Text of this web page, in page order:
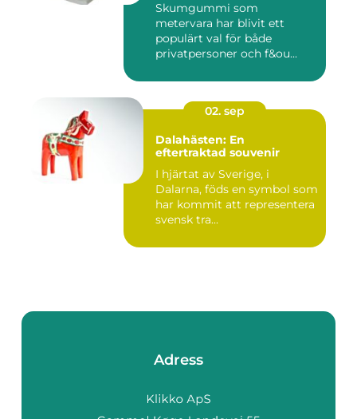
Skumgummi som
metervara har blivit ett
populärt val för både
privatpersoner och f&ou...
02. sep
Dalahästen: En
eftertraktad souvenir
I hjärtat av Sverige, i
Dalarna, föds en symbol som
har kommit att representera
svensk tra...
Adress